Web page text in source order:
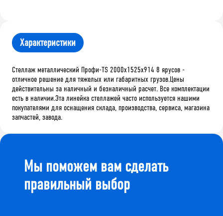
Характеристики
Стеллаж металлический Профи-TS 2000х1525х914 8 ярусов -
отличное решение для тяжелых или габаритных грузов.Цены
действительны за наличный и безналичный расчет. Все комплектации
есть в наличии.Эта линейка стеллажей часто используется нашими
покупателями для оснащения склада, производства, сервиса, магазина
запчастей, завода.
Мы поможем вам сделать
правильный выбор